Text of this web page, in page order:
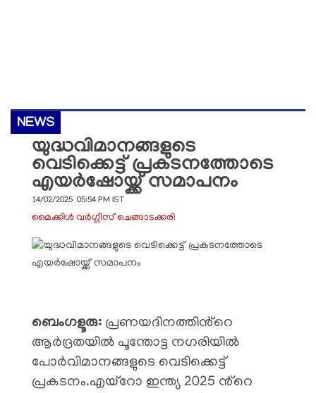
NEWS
യുദ്ധവിമാനങ്ങളുടെ
വെടിക്കെട്ട് പ്രകടനത്തോടെ
എയർഷോയ്ക്ക് സമാപനം
14/02/2025 05:54 PM IST
മൈക്കിൾ വർഗ്ഗീസ് ചെങ്ങാടക്കരി
ബെംഗളൂരു: പ്രണയദിനത്തിൻ്റെ
ആർദ്രതയിൽ പൂന്തോട്ട നഗരിയിൽ
പോർവിമാനങ്ങളുടെ വെടിക്കെട്ട്
പ്രകടനം.എയ്റോ ഇന്ത്യ 2025 ൻ്റെ